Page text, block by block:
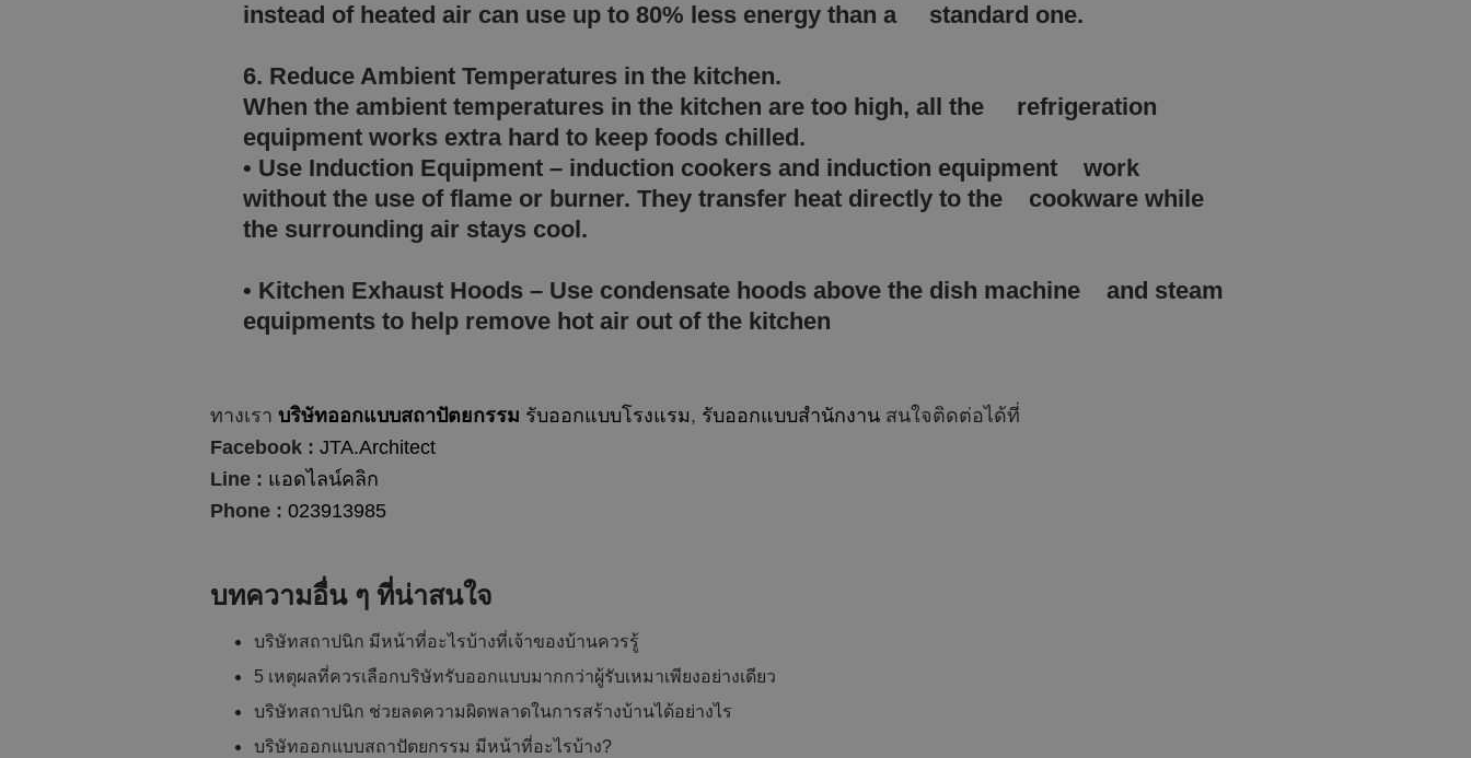
instead of heated air can use up to 80% less energy than a standard one.
6. Reduce Ambient Temperatures in the kitchen.
When the ambient temperatures in the kitchen are too high, all the refrigeration
equipment works extra hard to keep foods chilled.
• Use Induction Equipment – induction cookers and induction equipment work
without the use of flame or burner. They transfer heat directly to the cookware while
the surrounding air stays cool.
• Kitchen Exhaust Hoods – Use condensate hoods above the dish machine and steam
equipments to help remove hot air out of the kitchen
ทางเรา บริษัทออกแบบสถาปัตยกรรม รับออกแบบโรงแรม, รับออกแบบสำนักงาน สนใจติดต่อได้ที่
Facebook : JTA.Architect
Line : แอดไลน์คลิก
Phone : 023913985
บทความอื่น ๆ ที่น่าสนใจ
บริษัทสถาปนิก มีหน้าที่อะไรบ้างที่เจ้าของบ้านควรรู้
5 เหตุผลที่ควรเลือกบริษัทรับออกแบบมากกว่าผู้รับเหมาเพียงอย่างเดียว
บริษัทสถาปนิก ช่วยลดความผิดพลาดในการสร้างบ้านได้อย่างไร
บริษัทออกแบบสถาปัตยกรรม มีหน้าที่อะไรบ้าง?